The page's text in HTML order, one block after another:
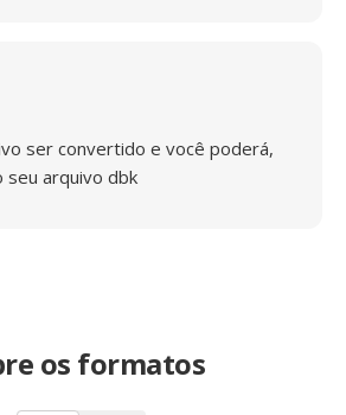
ser convertido e você poderá,
seu arquivo dbk
os formatos